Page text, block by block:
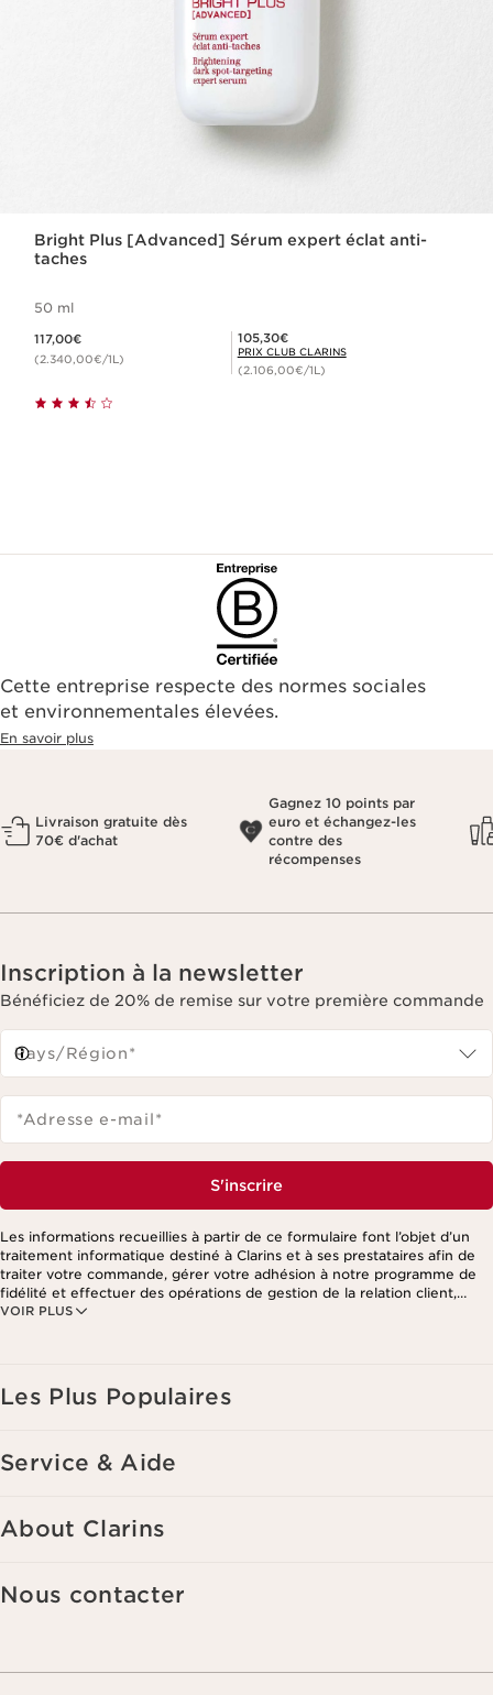
Bright Plus [Advanced] Sérum expert éclat anti-
taches
50 ml
117,00€
(2.340,00€/1L)
Prix Club Clarins 105,30€
105,30€
PRIX CLUB CLARINS
(2.106,00€/1L)
Cette entreprise respecte des normes sociales
et environnementales élevées.
En savoir plus
Livraison gratuite dès
70€ d'achat
Gagnez 10 points par
euro et échangez-les
contre des
récompenses
Inscription à la newsletter
Bénéficiez de 20% de remise sur votre première commande
Pays/Région*
*Adresse e-mail*
S'inscrire
VOIR PLUS
Les informations recueillies à partir de ce formulaire font l’objet d’un
traitement informatique destiné à Clarins et à ses prestataires afin de
traiter votre commande, gérer votre adhésion à notre programme de
fidélité et effectuer des opérations de gestion de la relation client,
notamment pour vous adresser des offres personnalisées en fonction
Les Plus Populaires
Service & Aide
About Clarins
Nous contacter